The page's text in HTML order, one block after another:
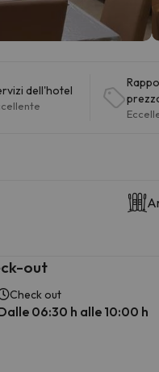
dell'hotel
out
Check out
06:30 h alle 10:00 h